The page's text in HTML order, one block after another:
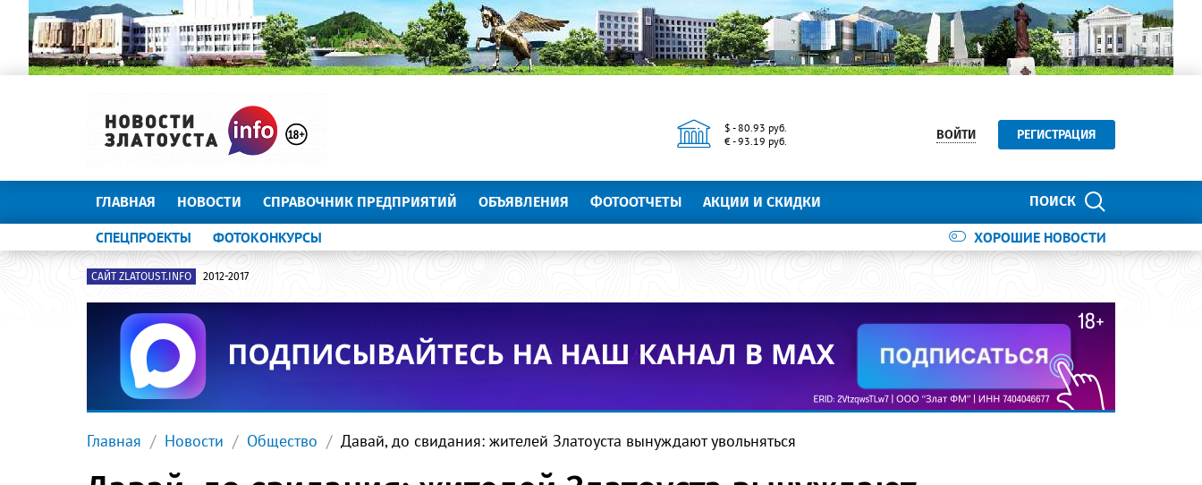
$ - 80.93 руб.
€ - 93.19 руб.
ВОЙТИ РЕГИСТРАЦИЯ
ПОИСК
ГЛАВНАЯ НОВОСТИ СПРАВОЧНИК ПРЕДПРИЯТИЙ ОБЪЯВЛЕНИЯ ФОТООТЧЕТЫ АКЦИИ И СКИДКИ
ХОРОШИЕ НОВОСТИ
СПЕЦПРОЕКТЫ ФОТОКОНКУРСЫ
САЙТ ZLATOUST.INFO 2012-2017
Главная Новости Общество Давай, до свидания: жителей Златоуста вынуждают увольняться